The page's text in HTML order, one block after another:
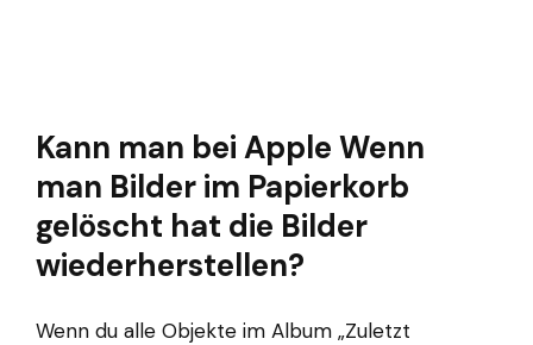
Kann man bei Apple Wenn
man Bilder im Papierkorb
gelöscht hat die Bilder
wiederherstellen?
Wenn du alle Objekte im Album „Zuletzt